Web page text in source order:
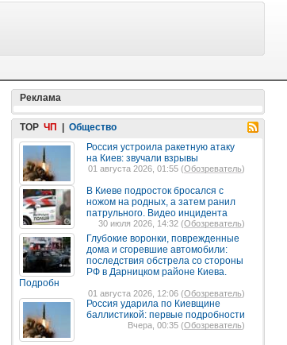
Реклама
TOP ЧП
Общество
Россия устроила ракетную атаку
на Киев: звучали взрывы
01 августа 2026, 01:55 (Обозреватель)
В Киеве подросток бросался с
ножом на родных, а затем ранил
патрульного. Видео инцидента
30 июля 2026, 14:32 (Обозреватель)
Глубокие воронки, поврежденные
дома и сгоревшие автомобили:
последствия обстрела со стороны
РФ в Дарницком районе Киева.
Подробн
01 августа 2026, 12:06 (Обозреватель)
Россия ударила по Киевщине
баллистикой: первые подробности
Вчера, 00:35 (Обозреватель)